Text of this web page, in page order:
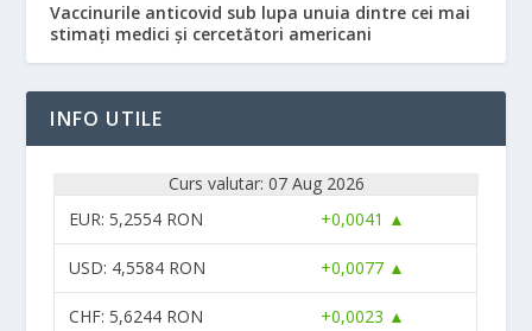
Vaccinurile anticovid sub lupa unuia dintre cei mai
stimați medici și cercetători americani
INFO UTILE
Curs valutar: 07 Aug 2026
EUR: 5,2554 RON +0,0041 ▲
USD: 4,5584 RON +0,0077 ▲
CHF: 5,6244 RON +0,0023 ▲